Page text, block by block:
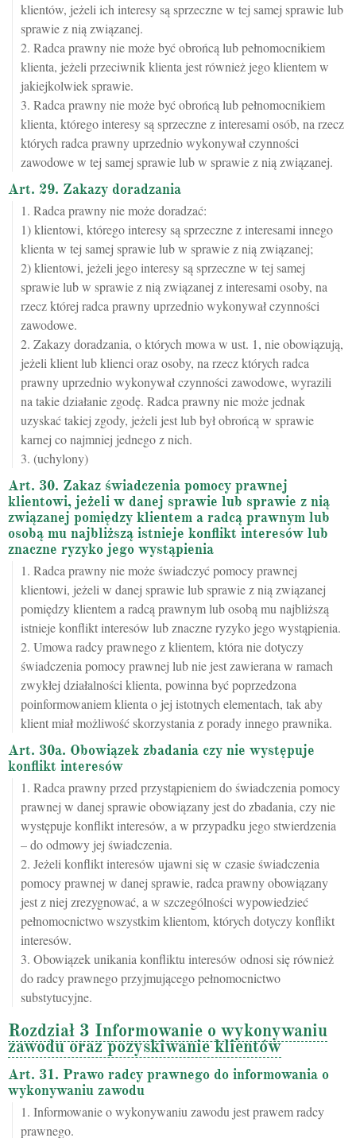
klientów, jeżeli ich interesy są sprzeczne w tej samej sprawie lub
sprawie z nią związanej.
2. Radca prawny nie może być obrońcą lub pełnomocnikiem
klienta, jeżeli przeciwnik klienta jest również jego klientem w
jakiejkolwiek sprawie.
3. Radca prawny nie może być obrońcą lub pełnomocnikiem
klienta, którego interesy są sprzeczne z interesami osób, na rzecz
których radca prawny uprzednio wykonywał czynności
zawodowe w tej samej sprawie lub w sprawie z nią związanej.
Art. 29. Zakazy doradzania
1. Radca prawny nie może doradzać:
1) klientowi, którego interesy są sprzeczne z interesami innego
klienta w tej samej sprawie lub w sprawie z nią związanej;
2) klientowi, jeżeli jego interesy są sprzeczne w tej samej
sprawie lub w sprawie z nią związanej z interesami osoby, na
rzecz której radca prawny uprzednio wykonywał czynności
zawodowe.
2. Zakazy doradzania, o których mowa w ust. 1, nie obowiązują,
jeżeli klient lub klienci oraz osoby, na rzecz których radca
prawny uprzednio wykonywał czynności zawodowe, wyrazili
na takie działanie zgodę. Radca prawny nie może jednak
uzyskać takiej zgody, jeżeli jest lub był obrońcą w sprawie
karnej co najmniej jednego z nich.
3. (uchylony)
Art. 30. Zakaz świadczenia pomocy prawnej
klientowi, jeżeli w danej sprawie lub sprawie z nią
związanej pomiędzy klientem a radcą prawnym lub
osobą mu najbliższą istnieje konflikt interesów lub
znaczne ryzyko jego wystąpienia
1. Radca prawny nie może świadczyć pomocy prawnej
klientowi, jeżeli w danej sprawie lub sprawie z nią związanej
pomiędzy klientem a radcą prawnym lub osobą mu najbliższą
istnieje konflikt interesów lub znaczne ryzyko jego wystąpienia.
2. Umowa radcy prawnego z klientem, która nie dotyczy
świadczenia pomocy prawnej lub nie jest zawierana w ramach
zwykłej działalności klienta, powinna być poprzedzona
poinformowaniem klienta o jej istotnych elementach, tak aby
klient miał możliwość skorzystania z porady innego prawnika.
Art. 30a. Obowiązek zbadania czy nie występuje
konflikt interesów
1. Radca prawny przed przystąpieniem do świadczenia pomocy
prawnej w danej sprawie obowiązany jest do zbadania, czy nie
występuje konflikt interesów, a w przypadku jego stwierdzenia
– do odmowy jej świadczenia.
2. Jeżeli konflikt interesów ujawni się w czasie świadczenia
pomocy prawnej w danej sprawie, radca prawny obowiązany
jest z niej zrezygnować, a w szczególności wypowiedzieć
pełnomocnictwo wszystkim klientom, których dotyczy konflikt
interesów.
3. Obowiązek unikania konfliktu interesów odnosi się również
do radcy prawnego przyjmującego pełnomocnictwo
substytucyjne.
Rozdział 3 Informowanie o wykonywaniu
zawodu oraz pozyskiwanie klientów
Art. 31. Prawo radcy prawnego do informowania o
wykonywaniu zawodu
1. Informowanie o wykonywaniu zawodu jest prawem radcy
prawnego.